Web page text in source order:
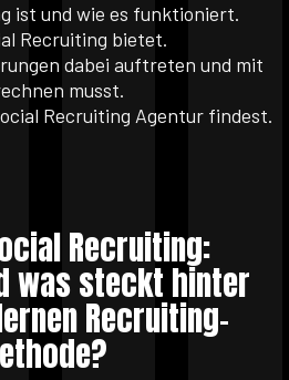
ist und wie es funktioniert.
Recruiting bietet.
dabei auftreten und mit
musst.
Recruiting Agentur findest.
Recruiting:
was steckt hinter
Recruiting-